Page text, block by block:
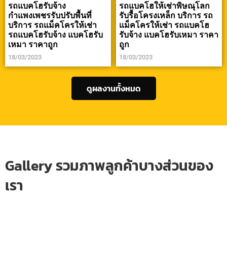
รถแบคโฮรับจ้าง
กำแพงเพชรรับปรับพื้นที่
บริการ รถแม็คโครให้เช่า
รถแบคโฮรับจ้าง แบคโฮรับ
เหมา ราคาถูก
18/03/2023
รถแบคโฮให้เช่าพิษณุโลก
รับรื้อโครงเหล็ก บริการ รถ
แม็คโครให้เช่า รถแบคโฮ
รับจ้าง แบคโฮรับเหมา ราคา
ถูก
18/03/2023
ดูผลงานทั้งหมด
Gallery รวมภาพลูกค้าบางส่วนของ
เรา